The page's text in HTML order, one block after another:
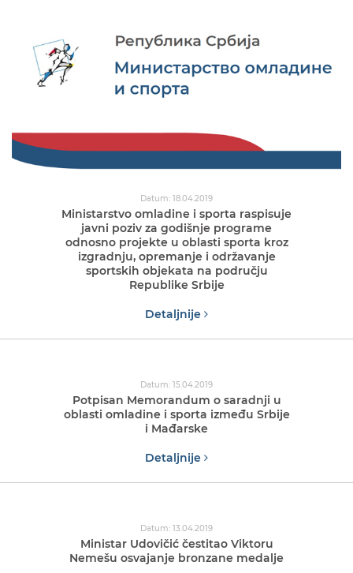
Datum: 18.04.2019
Ministarstvo omladine i sporta raspisuje
javni poziv za godišnje programe
odnosno projekte u oblasti sporta kroz
izgradnju, opremanje i održavanje
sportskih objekata na području
Republike Srbije
Detaljnije
Datum: 15.04.2019
Potpisan Memorandum o saradnji u
oblasti omladine i sporta između Srbije
i Mađarske
Detaljnije
Datum: 13.04.2019
Ministar Udovičić čestitao Viktoru
Nemešu osvajanje bronzane medalje